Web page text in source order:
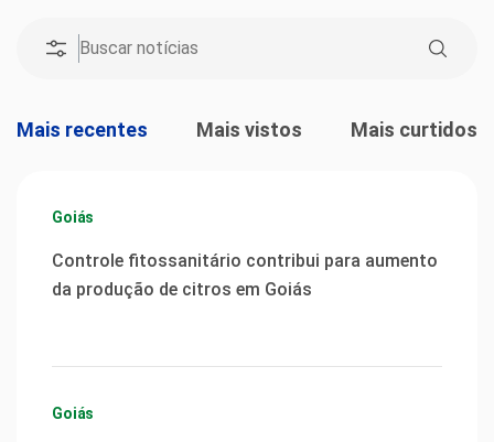
Mais recentes Mais vistos Mais curtidos
Goiás
Controle fitossanitário contribui para aumento
da produção de citros em Goiás
Goiás